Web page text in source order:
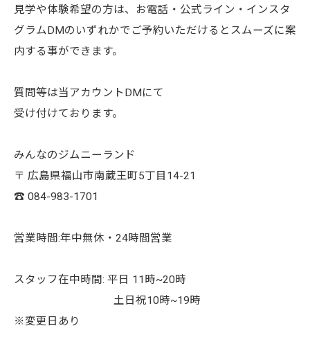
見学や体験希望の方は、お電話・公式ライン・インスタ
グラムDMのいずれかでご予約いただけるとスムーズに案
内する事ができます。
質問等は当アカウントDMにて
受け付けております。
みんなのジムニーランド
〒 広島県福山市南蔵王町5丁目14-21
☎︎ 084-983-1701
営業時間:年中無休・24時間営業
スタッフ在中時間: 平日 11時~20時
土日祝10時~19時
※変更日あり